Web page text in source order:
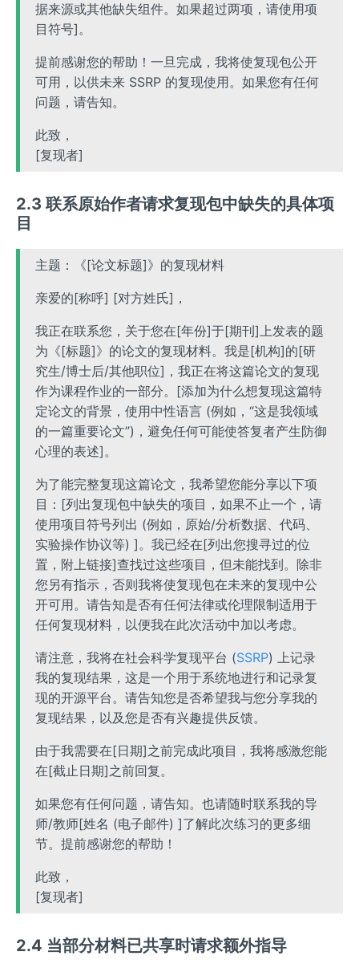
据来源或其他缺失组件。如果超过两项，请使用项
目符号]。
提前感谢您的帮助！一旦完成，我将使复现包公开
可用，以供未来 SSRP 的复现使用。如果您有任何
问题，请告知。
此致，
[复现者]
2.3 联系原始作者请求复现包中缺失的具体项
目
主题：《[论文标题]》的复现材料
亲爱的[称呼] [对方姓氏]，
我正在联系您，关于您在[年份]于[期刊]上发表的题
为《[标题]》的论文的复现材料。我是[机构]的[研
究生/博士后/其他职位]，我正在将这篇论文的复现
作为课程作业的一部分。[添加为什么想复现这篇特
定论文的背景，使用中性语言 (例如，“这是我领域
的一篇重要论文”)，避免任何可能使答复者产生防御
心理的表述]。
为了能完整复现这篇论文，我希望您能分享以下项
目：[列出复现包中缺失的项目，如果不止一个，请
使用项目符号列出 (例如，原始/分析数据、代码、
实验操作协议等) ]。我已经在[列出您搜寻过的位
置，附上链接]查找过这些项目，但未能找到。除非
您另有指示，否则我将使复现包在未来的复现中公
开可用。请告知是否有任何法律或伦理限制适用于
任何复现材料，以便我在此次活动中加以考虑。
请注意，我将在社会科学复现平台 (SSRP) 上记录
我的复现结果，这是一个用于系统地进行和记录复
现的开源平台。请告知您是否希望我与您分享我的
复现结果，以及您是否有兴趣提供反馈。
由于我需要在[日期]之前完成此项目，我将感激您能
在[截止日期]之前回复。
如果您有任何问题，请告知。也请随时联系我的导
师/教师[姓名 (电子邮件) ]了解此次练习的更多细
节。提前感谢您的帮助！
此致，
[复现者]
2.4 当部分材料已共享时请求额外指导